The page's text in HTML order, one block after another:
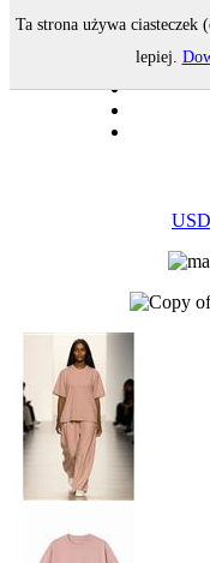
USD
Ta strona używa ciasteczek
lepiej.